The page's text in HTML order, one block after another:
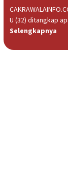
U (32) ditangkap
Selengkapnya